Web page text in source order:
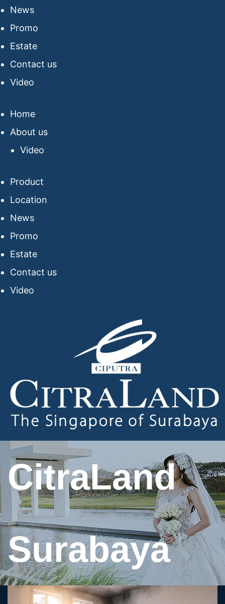
News
Promo
Estate
Contact us
Video
Home
About us
Video
Product
Location
News
Promo
Estate
Contact us
Video